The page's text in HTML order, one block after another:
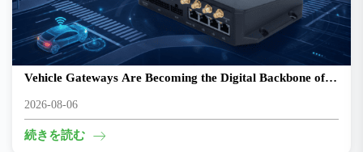
From Connected Vehicles to Intelligent Mobility: Why
Vehicle Gateways Are Becoming the Digital Backbone of
2026-08-06
続きを読む